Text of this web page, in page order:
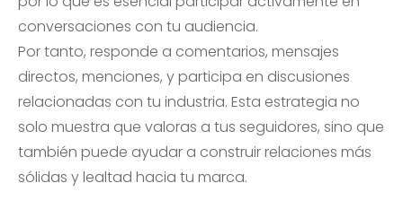
conversaciones con tu audiencia.
Por tanto, responde a comentarios, mensajes
directos, menciones, y participa en discusiones
relacionadas con tu industria. Esta estrategia no
solo muestra que valoras a tus seguidores, sino que
también puede ayudar a construir relaciones más
sólidas y lealtad hacia tu marca.